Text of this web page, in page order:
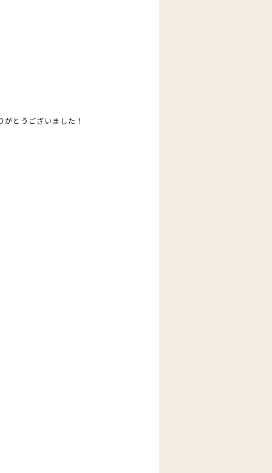
とうございました！